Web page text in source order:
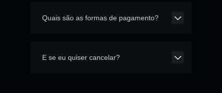
Quais são as formas de pagamento?
E se eu quiser cancelar?